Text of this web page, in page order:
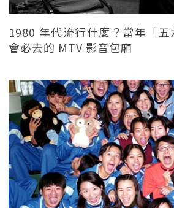
1980 年代流行什麼？當年「
會必去的 MTV 影音包廂